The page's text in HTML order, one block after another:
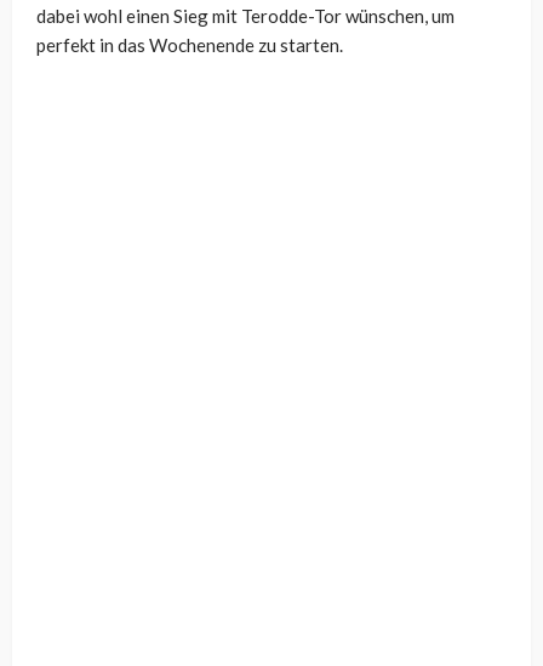
dabei wohl einen Sieg mit Terodde-Tor wünschen, um
perfekt in das Wochenende zu starten.